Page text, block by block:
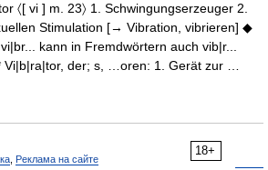
vi ] m. 23〉 1. Schwingungserzeuger 2.
Stimulation [→ Vibration, vibrieren] ◆
kann in Fremdwörtern auch vib|r...
Vi|b|ra|tor, der; s, …oren: 1. Gerät zur …
18+
Реклама на сайте